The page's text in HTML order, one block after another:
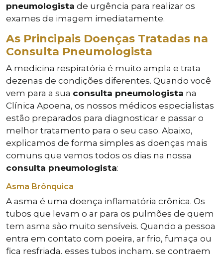
pneumologista de urgência para realizar os
exames de imagem imediatamente.
As Principais Doenças Tratadas na
Consulta Pneumologista
A medicina respiratória é muito ampla e trata
dezenas de condições diferentes. Quando você
vem para a sua consulta pneumologista na
Clínica Apoena, os nossos médicos especialistas
estão preparados para diagnosticar e passar o
melhor tratamento para o seu caso. Abaixo,
explicamos de forma simples as doenças mais
comuns que vemos todos os dias na nossa
consulta pneumologista:
Asma Brônquica
A asma é uma doença inflamatória crônica. Os
tubos que levam o ar para os pulmões de quem
tem asma são muito sensíveis. Quando a pessoa
entra em contato com poeira, ar frio, fumaça ou
fica resfriada, esses tubos incham, se contraem